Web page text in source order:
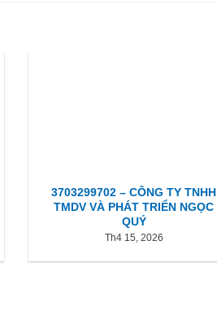
3703299702 – CÔNG TY TNHH
TMDV VÀ PHÁT TRIỂN NGỌC
QUÝ
Th4 15, 2026